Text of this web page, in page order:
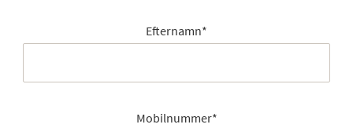
Efternamn*
Mobilnummer*